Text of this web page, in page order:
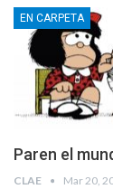
EN CARPETA
Paren el
CLAE Mar 20,